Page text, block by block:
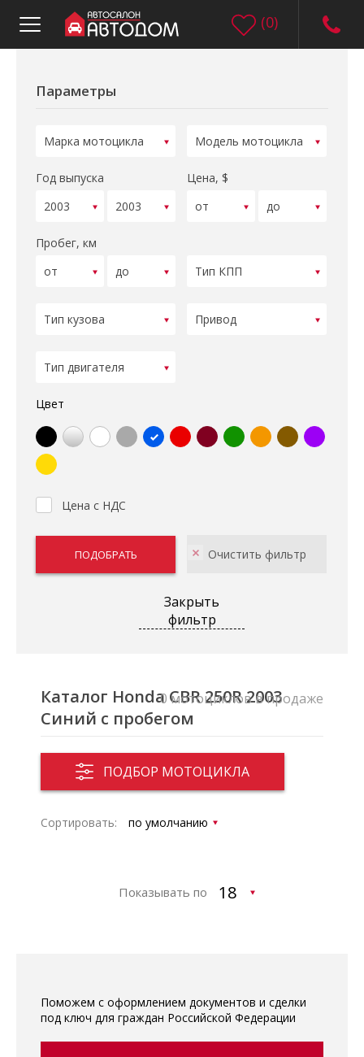
(0)
Параметры
Год выпуска Цена, $
Пробег, км
Цвет
Цена с НДС
Закрыть
фильтр
Каталог Honda CBR 250R 2003
Синий с пробегом
ПОДБОР МОТОЦИКЛА
0 мотоциклов в продаже
Сортировать:
Показывать по
Поможем с оформлением документов и сделки
под ключ для граждан Российской Федерации